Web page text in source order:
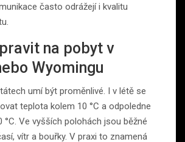
často odrážejí i kvalitu
na pobyt v
Wyomingu
umí být proměnlivé. I v létě se
teplota kolem 10 °C a odpoledne
°C. Ve vyšších polohách jsou běžné
vítr a bouřky. V praxi to znamená